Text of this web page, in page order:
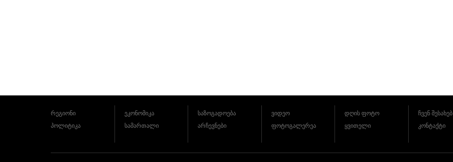
რეგიონი
პოლიტიკა
ეკონომიკა
სამართალი
საზოგადოება
არჩევნები
ვიდეო
ფოტოგალერეა
დღის ფოტო
ყვითელი
ჩვენ შესახებ
კონტაქტი